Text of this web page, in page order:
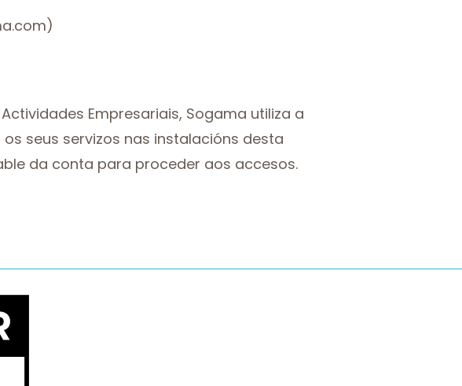
Empresariais, Sogama utiliza a
seus servizos nas instalacións desta
da conta para proceder aos accesos.